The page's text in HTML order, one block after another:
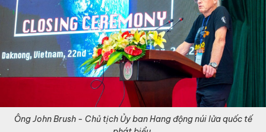
Ông John Brush - Chủ tịch Ủy ban Hang động núi lửa quốc tế